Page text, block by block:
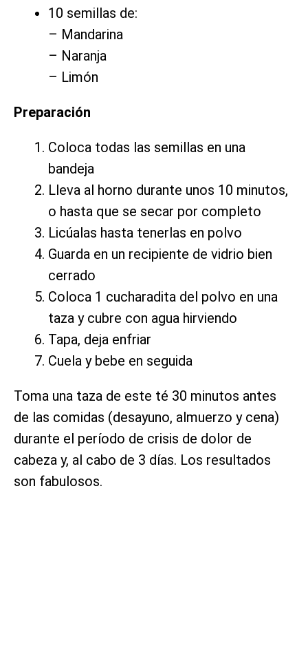
10 semillas de:
– Mandarina
– Naranja
– Limón
Preparación
Coloca todas las semillas en una
bandeja
Lleva al horno durante unos 10 minutos,
o hasta que se secar por completo
Licúalas hasta tenerlas en polvo
Guarda en un recipiente de vidrio bien
cerrado
Coloca 1 cucharadita del polvo en una
taza y cubre con agua hirviendo
Tapa, deja enfriar
Cuela y bebe en seguida
Toma una taza de este té 30 minutos antes
de las comidas (desayuno, almuerzo y cena)
durante el período de crisis de dolor de
cabeza y, al cabo de 3 días. Los resultados
son fabulosos.